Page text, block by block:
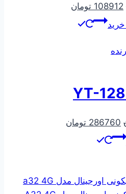
قیمت
اصلی
بود.
108912 تومان
قیمت
اصلی
286760 تومان